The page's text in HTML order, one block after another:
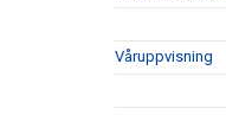
Våruppvisning